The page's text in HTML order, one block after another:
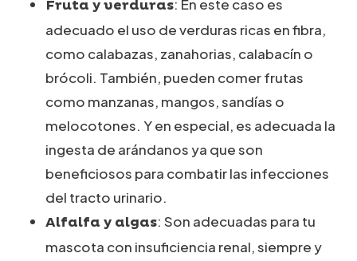
Fruta y verduras: En este caso es
adecuado el uso de verduras ricas en fibra,
como calabazas, zanahorias, calabacín o
brócoli. También, pueden comer frutas
como manzanas, mangos, sandías o
melocotones. Y en especial, es adecuada la
ingesta de arándanos ya que son
beneficiosos para combatir las infecciones
del tracto urinario.
Alfalfa y algas: Son adecuadas para tu
mascota con insuficiencia renal, siempre y